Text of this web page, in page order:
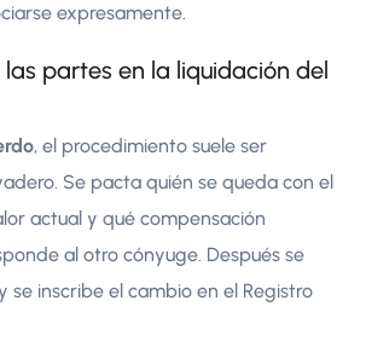
expresamente.
partes en la liquidación del
, el procedimiento suele ser
Se pacta quién se queda con el
actual y qué compensación
al otro cónyuge. Después se
se inscribe el cambio en el Registro